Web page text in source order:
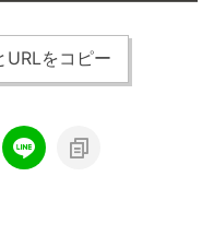
URLをコピー